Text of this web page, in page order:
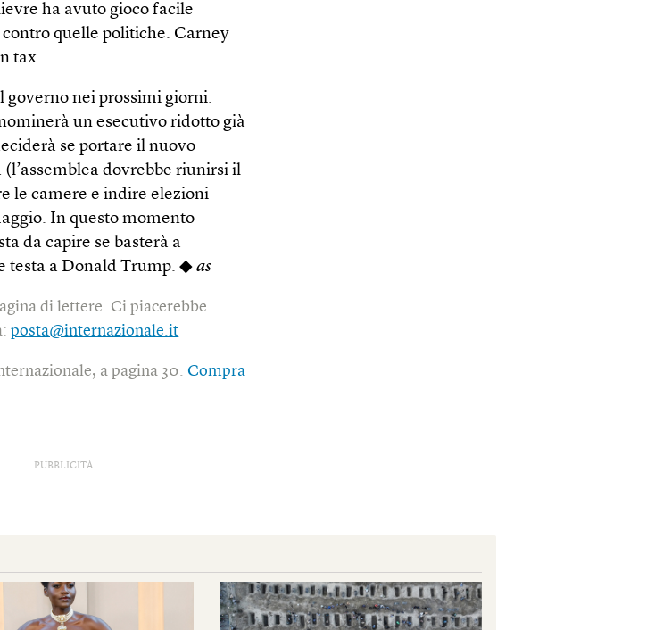
ha avuto gioco facile
quelle politiche. Carney
tax.
governo nei prossimi giorni.
un esecutivo ridotto già
se portare il nuovo
dovrebbe riunirsi il
le camere e indire elezioni
In questo momento
da capire se basterà a
testa a Donald Trump. ◆as
di lettere. Ci piacerebbe
posta@internazionale.it
a pagina 30.Compra
PUBBLICITÀ